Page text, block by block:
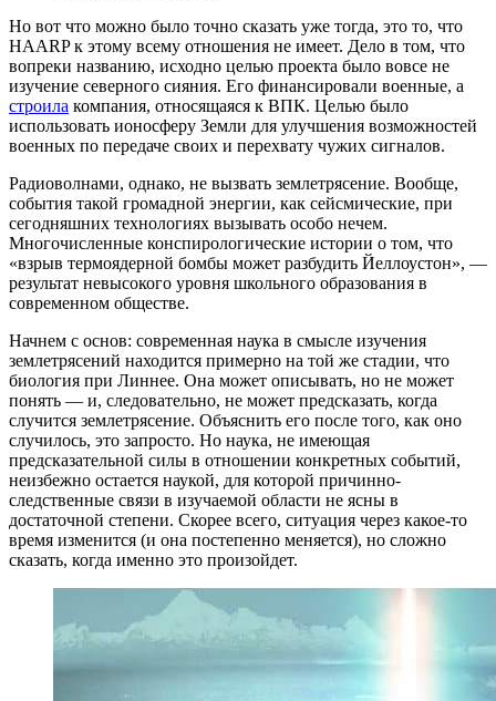
Но вот что можно было точно сказать уже тогда, это то, что
HAARP к этому всему отношения не имеет. Дело в том, что
вопреки названию, исходно целью проекта было вовсе не
изучение северного сияния. Его финансировали военные, а
строила компания, относящаяся к ВПК. Целью было
использовать ионосферу Земли для улучшения возможностей
военных по передаче своих и перехвату чужих сигналов.
Радиоволнами, однако, не вызвать землетрясение. Вообще,
события такой громадной энергии, как сейсмические, при
сегодняшних технологиях вызывать особо нечем.
Многочисленные конспирологические истории о том, что
«взрыв термоядерной бомбы может разбудить Йеллоустон», —
результат невысокого уровня школьного образования в
современном обществе.
Начнем с основ: современная наука в смысле изучения
землетрясений находится примерно на той же стадии, что
биология при Линнее. Она может описывать, но не может
понять — и, следовательно, не может предсказать, когда
случится землетрясение. Объяснить его после того, как оно
случилось, это запросто. Но наука, не имеющая
предсказательной силы в отношении конкретных событий,
неизбежно остается наукой, для которой причинно-
следственные связи в изучаемой области не ясны в
достаточной степени. Скорее всего, ситуация через какое-то
время изменится (и она постепенно меняется), но сложно
сказать, когда именно это произойдет.